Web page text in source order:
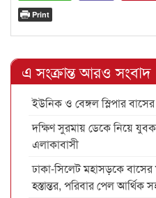
Print
এ সংক্রান্ত আরও সংবাদ
ইউনিক ও বেঙ্গল স্লিপার
দক্ষিণ সুরমায় ডেকে নিয়ে
এলাকাবাসী
ঢাকা-সিলেট মহাসড়কে
হস্তান্তর, পরিবার পেল আর্থিক